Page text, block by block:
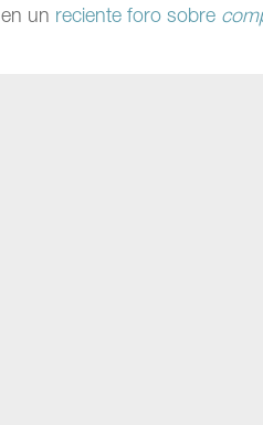
en un reciente foro sobre